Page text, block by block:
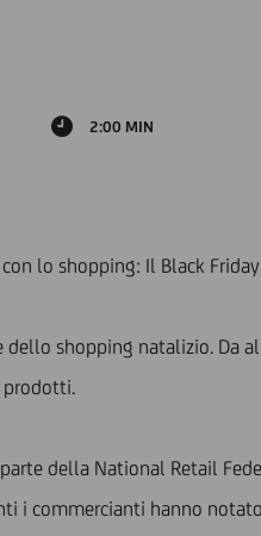
2:00 MIN
lo shopping: Il Black
shopping natalizio. Da
prodotti.
della National Retail
i commercianti hanno